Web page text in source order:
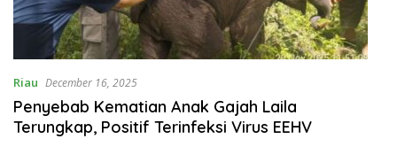
Riau December 16, 2025
Penyebab Kematian Anak Gajah Laila
Terungkap, Positif Terinfeksi Virus EEHV